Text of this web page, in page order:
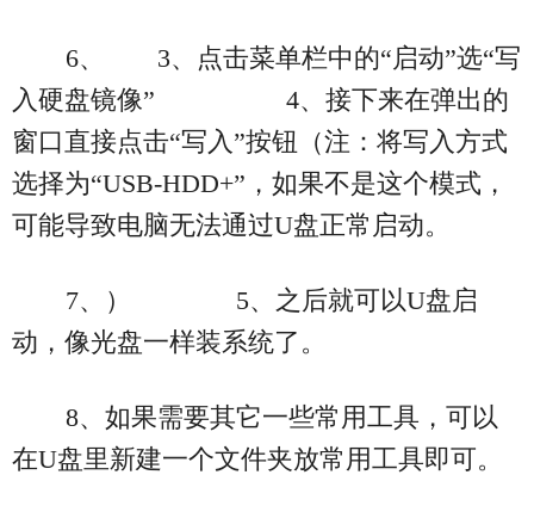
6、 3、点击菜单栏中的“启动”选“写
入硬盘镜像” 4、接下来在弹出的
窗口直接点击“写入”按钮（注：将写入方式
选择为“USB-HDD+”，如果不是这个模式，
可能导致电脑无法通过U盘正常启动。
7、） 5、之后就可以U盘启
动，像光盘一样装系统了。
8、如果需要其它一些常用工具，可以
在U盘里新建一个文件夹放常用工具即可。